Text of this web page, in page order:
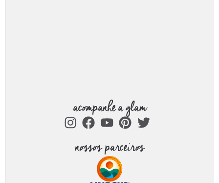
acompanhe a glam
nossos parceiros